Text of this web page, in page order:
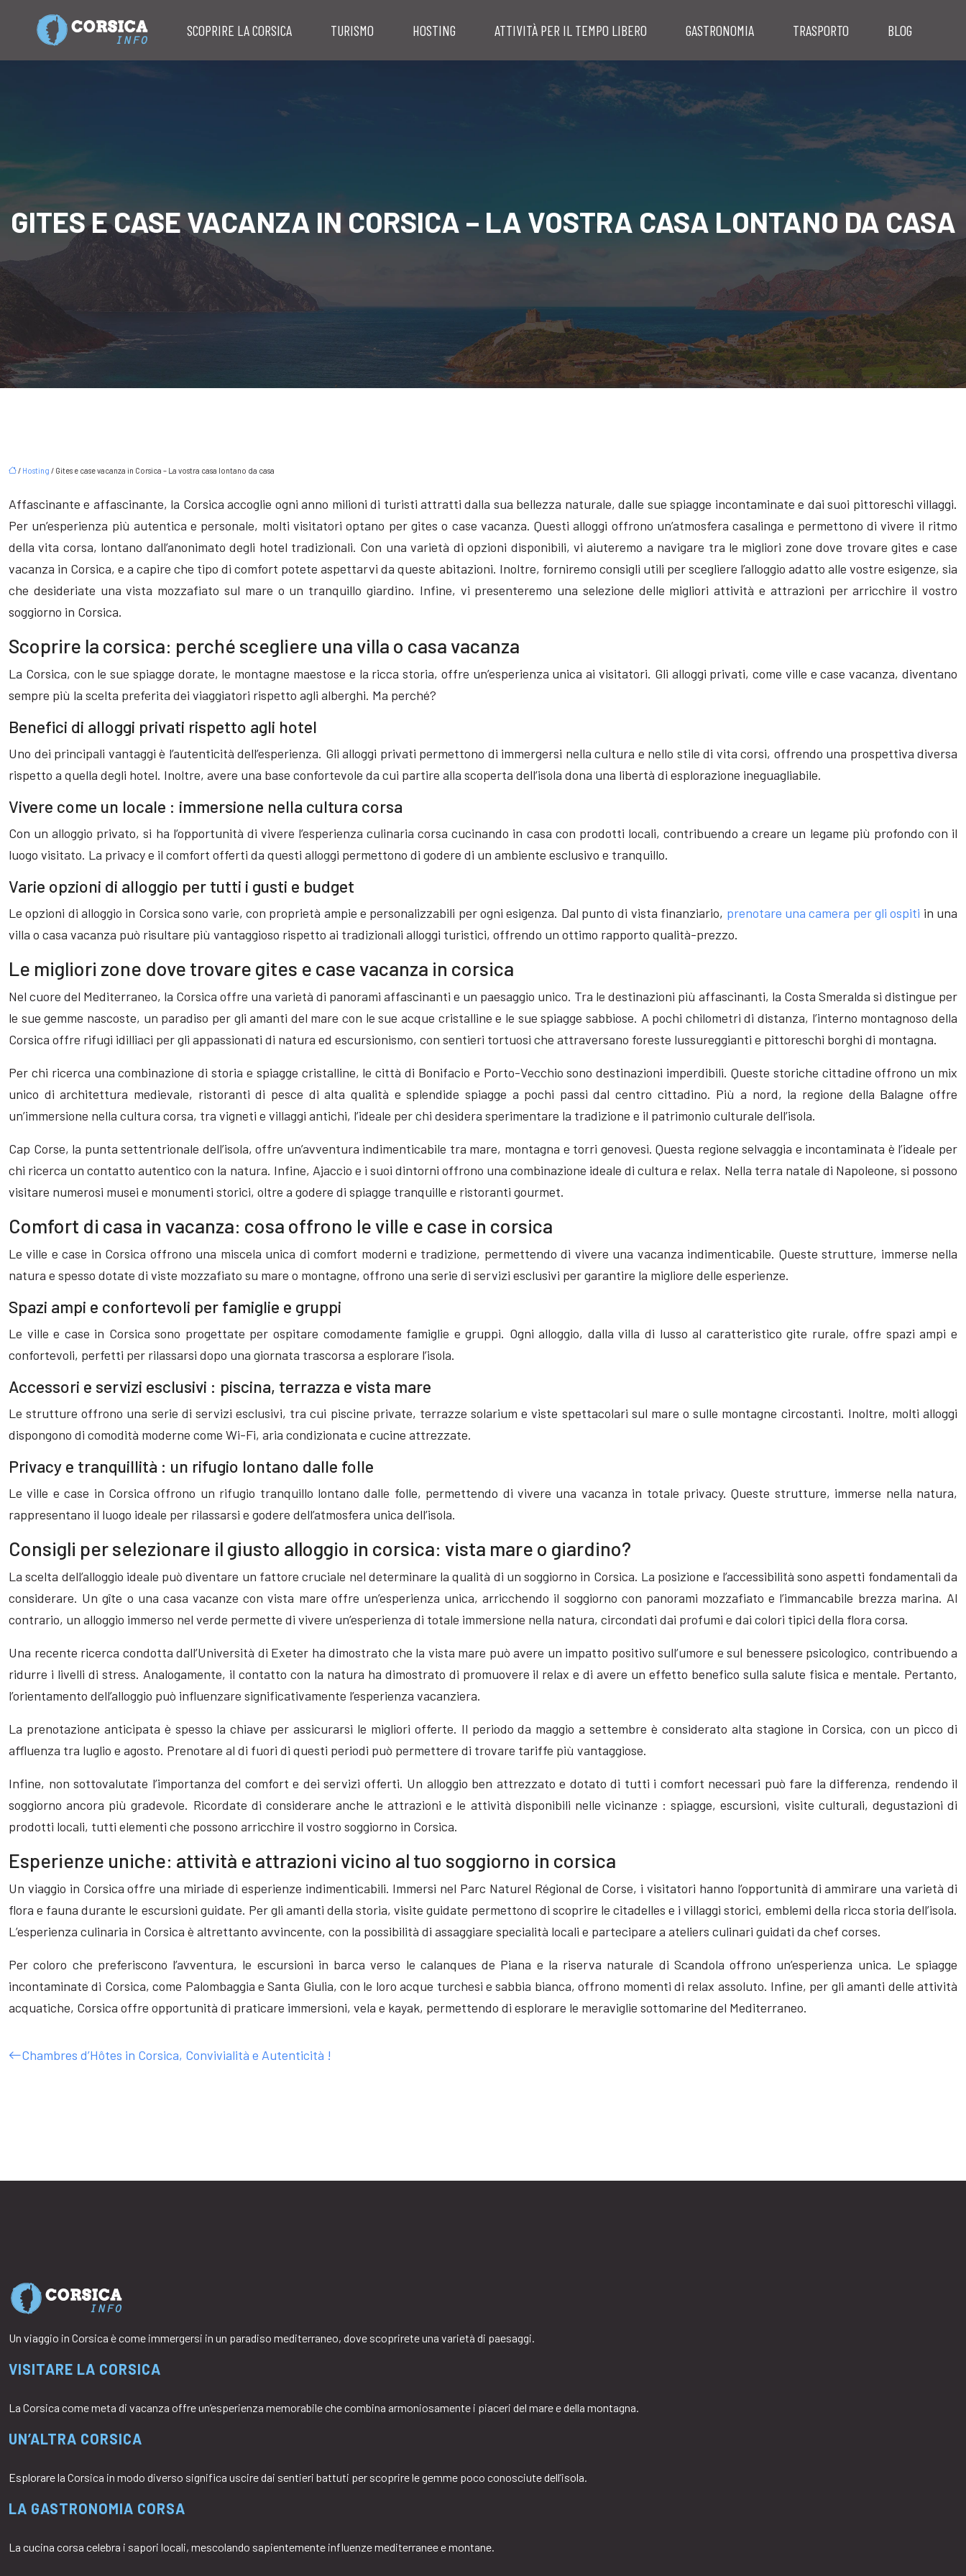
SCOPRIRE LA CORSICA TURISMO HOSTING ATTIVITÀ PER IL TEMPO LIBERO GASTRONOMIA TRASPORTO BLOG
GITES E CASE VACANZA IN CORSICA – LA VOSTRA CASA LONTANO DA CASA
/ Hosting / Gites e case vacanza in Corsica – La vostra casa lontano da casa
Affascinante e affascinante, la Corsica accoglie ogni anno milioni di turisti attratti dalla sua bellezza naturale, dalle sue spiagge incontaminate e dai suoi pittoreschi villaggi.
Per un’esperienza più autentica e personale, molti visitatori optano per gites o case vacanza. Questi alloggi offrono un’atmosfera casalinga e permettono di vivere il ritmo
della vita corsa, lontano dall’anonimato degli hotel tradizionali. Con una varietà di opzioni disponibili, vi aiuteremo a navigare tra le migliori zone dove trovare gites e case
vacanza in Corsica, e a capire che tipo di comfort potete aspettarvi da queste abitazioni. Inoltre, forniremo consigli utili per scegliere l’alloggio adatto alle vostre esigenze, sia
che desideriate una vista mozzafiato sul mare o un tranquillo giardino. Infine, vi presenteremo una selezione delle migliori attività e attrazioni per arricchire il vostro
soggiorno in Corsica.
Scoprire la corsica: perché scegliere una villa o casa vacanza
La Corsica, con le sue spiagge dorate, le montagne maestose e la ricca storia, offre un’esperienza unica ai visitatori. Gli alloggi privati, come ville e case vacanza, diventano
sempre più la scelta preferita dei viaggiatori rispetto agli alberghi. Ma perché?
Benefici di alloggi privati rispetto agli hotel
Uno dei principali vantaggi è l’autenticità dell’esperienza. Gli alloggi privati permettono di immergersi nella cultura e nello stile di vita corsi, offrendo una prospettiva diversa
rispetto a quella degli hotel. Inoltre, avere una base confortevole da cui partire alla scoperta dell’isola dona una libertà di esplorazione ineguagliabile.
Vivere come un locale : immersione nella cultura corsa
Con un alloggio privato, si ha l’opportunità di vivere l’esperienza culinaria corsa cucinando in casa con prodotti locali, contribuendo a creare un legame più profondo con il
luogo visitato. La privacy e il comfort offerti da questi alloggi permettono di godere di un ambiente esclusivo e tranquillo.
Varie opzioni di alloggio per tutti i gusti e budget
Le opzioni di alloggio in Corsica sono varie, con proprietà ampie e personalizzabili per ogni esigenza. Dal punto di vista finanziario, prenotare una camera per gli ospiti in una
villa o casa vacanza può risultare più vantaggioso rispetto ai tradizionali alloggi turistici, offrendo un ottimo rapporto qualità-prezzo.
Le migliori zone dove trovare gites e case vacanza in corsica
Nel cuore del Mediterraneo, la Corsica offre una varietà di panorami affascinanti e un paesaggio unico. Tra le destinazioni più affascinanti, la Costa Smeralda si distingue per
le sue gemme nascoste, un paradiso per gli amanti del mare con le sue acque cristalline e le sue spiagge sabbiose. A pochi chilometri di distanza, l’interno montagnoso della
Corsica offre rifugi idilliaci per gli appassionati di natura ed escursionismo, con sentieri tortuosi che attraversano foreste lussureggianti e pittoreschi borghi di montagna.
Per chi ricerca una combinazione di storia e spiagge cristalline, le città di Bonifacio e Porto-Vecchio sono destinazioni imperdibili. Queste storiche cittadine offrono un mix
unico di architettura medievale, ristoranti di pesce di alta qualità e splendide spiagge a pochi passi dal centro cittadino. Più a nord, la regione della Balagne offre
un’immersione nella cultura corsa, tra vigneti e villaggi antichi, l’ideale per chi desidera sperimentare la tradizione e il patrimonio culturale dell’isola.
Cap Corse, la punta settentrionale dell’isola, offre un’avventura indimenticabile tra mare, montagna e torri genovesi. Questa regione selvaggia e incontaminata è l’ideale per
chi ricerca un contatto autentico con la natura. Infine, Ajaccio e i suoi dintorni offrono una combinazione ideale di cultura e relax. Nella terra natale di Napoleone, si possono
visitare numerosi musei e monumenti storici, oltre a godere di spiagge tranquille e ristoranti gourmet.
Comfort di casa in vacanza: cosa offrono le ville e case in corsica
Le ville e case in Corsica offrono una miscela unica di comfort moderni e tradizione, permettendo di vivere una vacanza indimenticabile. Queste strutture, immerse nella
natura e spesso dotate di viste mozzafiato su mare o montagne, offrono una serie di servizi esclusivi per garantire la migliore delle esperienze.
Spazi ampi e confortevoli per famiglie e gruppi
Le ville e case in Corsica sono progettate per ospitare comodamente famiglie e gruppi. Ogni alloggio, dalla villa di lusso al caratteristico gite rurale, offre spazi ampi e
confortevoli, perfetti per rilassarsi dopo una giornata trascorsa a esplorare l’isola.
Accessori e servizi esclusivi : piscina, terrazza e vista mare
Le strutture offrono una serie di servizi esclusivi, tra cui piscine private, terrazze solarium e viste spettacolari sul mare o sulle montagne circostanti. Inoltre, molti alloggi
dispongono di comodità moderne come Wi-Fi, aria condizionata e cucine attrezzate.
Privacy e tranquillità : un rifugio lontano dalle folle
Le ville e case in Corsica offrono un rifugio tranquillo lontano dalle folle, permettendo di vivere una vacanza in totale privacy. Queste strutture, immerse nella natura,
rappresentano il luogo ideale per rilassarsi e godere dell’atmosfera unica dell’isola.
Consigli per selezionare il giusto alloggio in corsica: vista mare o giardino?
La scelta dell’alloggio ideale può diventare un fattore cruciale nel determinare la qualità di un soggiorno in Corsica. La posizione e l’accessibilità sono aspetti fondamentali da
considerare. Un gîte o una casa vacanze con vista mare offre un’esperienza unica, arricchendo il soggiorno con panorami mozzafiato e l’immancabile brezza marina. Al
contrario, un alloggio immerso nel verde permette di vivere un’esperienza di totale immersione nella natura, circondati dai profumi e dai colori tipici della flora corsa.
Una recente ricerca condotta dall’Università di Exeter ha dimostrato che la vista mare può avere un impatto positivo sull’umore e sul benessere psicologico, contribuendo a
ridurre i livelli di stress. Analogamente, il contatto con la natura ha dimostrato di promuovere il relax e di avere un effetto benefico sulla salute fisica e mentale. Pertanto,
l’orientamento dell’alloggio può influenzare significativamente l’esperienza vacanziera.
La prenotazione anticipata è spesso la chiave per assicurarsi le migliori offerte. Il periodo da maggio a settembre è considerato alta stagione in Corsica, con un picco di
affluenza tra luglio e agosto. Prenotare al di fuori di questi periodi può permettere di trovare tariffe più vantaggiose.
Infine, non sottovalutate l’importanza del comfort e dei servizi offerti. Un alloggio ben attrezzato e dotato di tutti i comfort necessari può fare la differenza, rendendo il
soggiorno ancora più gradevole. Ricordate di considerare anche le attrazioni e le attività disponibili nelle vicinanze : spiagge, escursioni, visite culturali, degustazioni di
prodotti locali, tutti elementi che possono arricchire il vostro soggiorno in Corsica.
Esperienze uniche: attività e attrazioni vicino al tuo soggiorno in corsica
Un viaggio in Corsica offre una miriade di esperienze indimenticabili. Immersi nel Parc Naturel Régional de Corse, i visitatori hanno l’opportunità di ammirare una varietà di
flora e fauna durante le escursioni guidate. Per gli amanti della storia, visite guidate permettono di scoprire le citadelles e i villaggi storici, emblemi della ricca storia dell’isola.
L’esperienza culinaria in Corsica è altrettanto avvincente, con la possibilità di assaggiare specialità locali e partecipare a ateliers culinari guidati da chef corses.
Per coloro che preferiscono l’avventura, le escursioni in barca verso le calanques de Piana e la riserva naturale di Scandola offrono un’esperienza unica. Le spiagge
incontaminate di Corsica, come Palombaggia e Santa Giulia, con le loro acque turchesi e sabbia bianca, offrono momenti di relax assoluto. Infine, per gli amanti delle attività
acquatiche, Corsica offre opportunità di praticare immersioni, vela e kayak, permettendo di esplorare le meraviglie sottomarine del Mediterraneo.
Chambres d’Hôtes in Corsica, Convivialità e Autenticità !
Un viaggio in Corsica è come immergersi in un paradiso mediterraneo, dove scoprirete una varietà di paesaggi.
VISITARE LA CORSICA
La Corsica come meta di vacanza offre un’esperienza memorabile che combina armoniosamente i piaceri del mare e della montagna.
UN’ALTRA CORSICA
Esplorare la Corsica in modo diverso significa uscire dai sentieri battuti per scoprire le gemme poco conosciute dell’isola.
LA GASTRONOMIA CORSA
La cucina corsa celebra i sapori locali, mescolando sapientemente influenze mediterranee e montane.